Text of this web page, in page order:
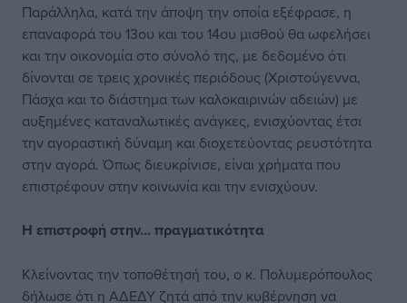
Παράλληλα, κατά την άποψη την οποία εξέφρασε, η
επαναφορά του 13ου και του 14ου μισθού θα ωφελήσει
και την οικονομία στο σύνολό της, με δεδομένο ότι
δίνονται σε τρεις χρονικές περιόδους (Χριστούγεννα,
Πάσχα και το διάστημα των καλοκαιρινών αδειών) με
αυξημένες καταναλωτικές ανάγκες, ενισχύοντας έτσι
την αγοραστική δύναμη και διοχετεύοντας ρευστότητα
στην αγορά. Όπως διευκρίνισε, είναι χρήματα που
επιστρέφουν στην κοινωνία και την ενισχύουν.
Η επιστροφή στην… πραγματικότητα
Κλείνοντας την τοποθέτησή του, ο κ. Πολυμερόπουλος
δήλωσε ότι η ΑΔΕΔΥ ζητά από την κυβέρνηση να